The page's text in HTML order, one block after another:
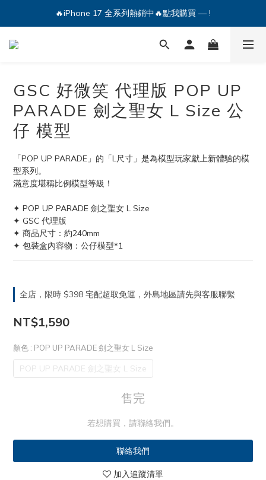
🔥iPhone 17 全系列熱銷中🔥點我購買 — !
🔥iPhone 17 全系列熱銷中🔥點我購買 — !
💕加入Q哥 Line 新好友領優惠券！🎫
GSC 好微笑 代理版 POP UP
PARADE 劍之聖女 L Size 公
仔 模型
「POP UP PARADE」的「L尺寸」是為模型玩家獻上新體驗的模
型系列。
滿意度堪稱比例模型等級！
✦ POP UP PARADE 劍之聖女 L Size
✦ GSC 代理版
✦ 商品尺寸：約240mm
✦ 包裝盒內容物：公仔模型*1
全店，限時 $398 宅配超取免運，外島地區請先與客服聯繫
NT$1,590
顏色 : POP UP PARADE 劍之聖女 L Size
POP UP PARADE 劍之聖女 L Size
售完
若想購買，請聯絡我們。
聯絡我們
加入追蹤清單